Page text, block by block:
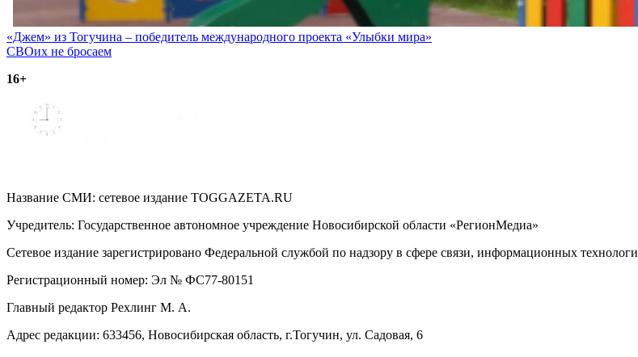
Навигация
по
записям
«Джем» из Тогучина – победитель международного проекта «Улыбки мира»
СВОих не бросаем
16+
Название СМИ: cетевое издание TOGGAZETA.RU
Учредитель: Государственное автономное учреждение Новосибирской области «РегионМедиа»
Сетевое издание зарегистрировано Федеральной службой по надзору в сфере связи, информационных
Регистрационный номер: Эл № ФС77-80151
Главный редактор Рехлинг М. А.
Адрес редакции: 633456, Новосибирская область, г.Тогучин, ул. Садовая, 6